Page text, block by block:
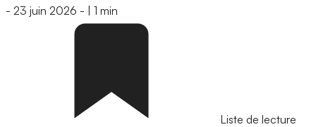
- 23 juin 2026 - 1 min
Liste de lecture